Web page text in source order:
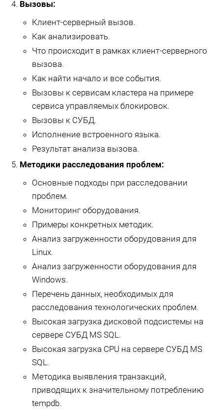
Вызовы:
Клиент-серверный вызов.
Как анализировать.
Что происходит в рамках клиент-серверного
вызова.
Как найти начало и все события.
Вызовы к сервисам кластера на примере
сервиса управляемых блокировок.
Вызовы к СУБД.
Исполнение встроенного языка.
Результат анализа вызова.
Методики расследования проблем:
Основные подходы при расследовании
проблем.
Мониторинг оборудования.
Примеры конкретных методик.
Анализ загруженности оборудования для
Linux.
Анализ загруженности оборудования для
Windows.
Перечень данных, необходимых для
расследования технологических проблем.
Высокая загрузка дисковой подсистемы на
сервере СУБД MS SQL.
Высокая загрузка CPU на сервере СУБД MS
SQL.
Методика выявления транзакций,
приводящих к значительному потреблению
tempdb.